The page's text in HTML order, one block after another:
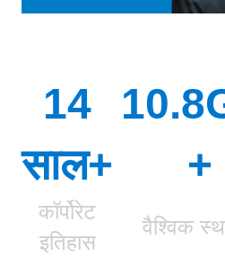
14
साल+
+
कॉर्पोरेट
इतिहास
वैश्विक